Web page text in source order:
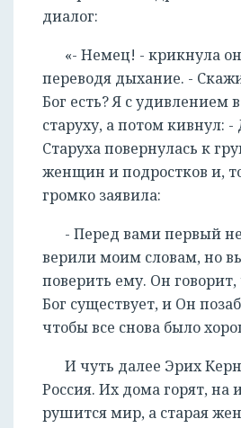
диалог:
«- Немец! - крикнула
переводя дыхание. -
Бог есть? Я с удивлением
старуху, а потом кивнул: -
Старуха повернулась к
женщин и подростков и,
громко заявила:
- Перед вами первый
верили моим словам, но
поверить ему. Он говорит,
Бог существует, и Он
чтобы все снова было
И чуть далее Эрих
Россия. Их дома горят, на
рушится мир, а старая